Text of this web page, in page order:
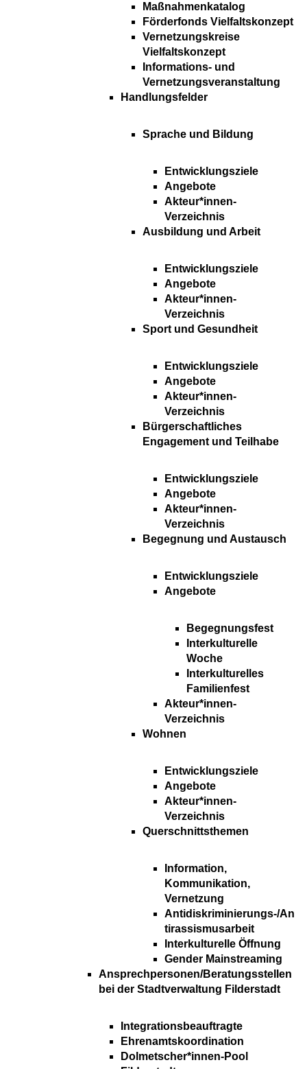
Maßnahmenkatalog
Förderfonds Vielfaltskonzept
Vernetzungskreise
Vielfaltskonzept
Informations- und
Vernetzungsveranstaltung
Handlungsfelder
Sprache und Bildung
Entwicklungsziele
Angebote
Akteur*innen-
Verzeichnis
Ausbildung und Arbeit
Entwicklungsziele
Angebote
Akteur*innen-
Verzeichnis
Sport und Gesundheit
Entwicklungsziele
Angebote
Akteur*innen-
Verzeichnis
Bürgerschaftliches
Engagement und Teilhabe
Entwicklungsziele
Angebote
Akteur*innen-
Verzeichnis
Begegnung und Austausch
Entwicklungsziele
Angebote
Begegnungsfest
Interkulturelle
Woche
Interkulturelles
Familienfest
Akteur*innen-
Verzeichnis
Wohnen
Entwicklungsziele
Angebote
Akteur*innen-
Verzeichnis
Querschnittsthemen
Information,
Kommunikation,
Vernetzung
Antidiskriminierungs-/An
tirassismusarbeit
Interkulturelle Öffnung
Gender Mainstreaming
Ansprechpersonen/Beratungsstellen
bei der Stadtverwaltung Filderstadt
Integrationsbeauftragte
Ehrenamtskoordination
Dolmetscher*innen-Pool